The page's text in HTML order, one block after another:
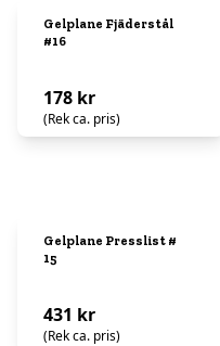
Gelplane Fjäderstål
#16
178 kr
(Rek ca. pris)
Gelplane Presslist #
15
431 kr
(Rek ca. pris)